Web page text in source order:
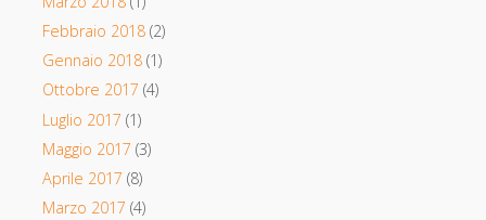
Febbraio 2018(2)
Gennaio 2018(1)
Ottobre 2017 (4)
Luglio 2017 (1)
Maggio 2017 (3)
Aprile 2017 (8)
Marzo 2017 (4)